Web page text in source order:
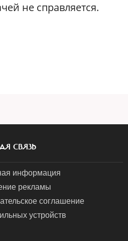
не справляется.
СВЯЗЬ
информация
рекламы
соглашение
устройств